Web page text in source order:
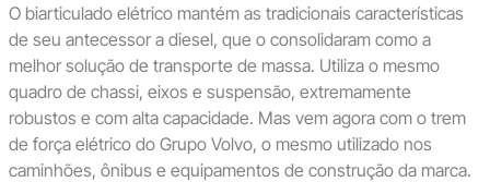
O biarticulado elétrico mantém as tradicionais características
de seu antecessor a diesel, que o consolidaram como a
melhor solução de transporte de massa. Utiliza o mesmo
quadro de chassi, eixos e suspensão, extremamente
robustos e com alta capacidade. Mas vem agora com o trem
de força elétrico do Grupo Volvo, o mesmo utilizado nos
caminhões, ônibus e equipamentos de construção da marca.